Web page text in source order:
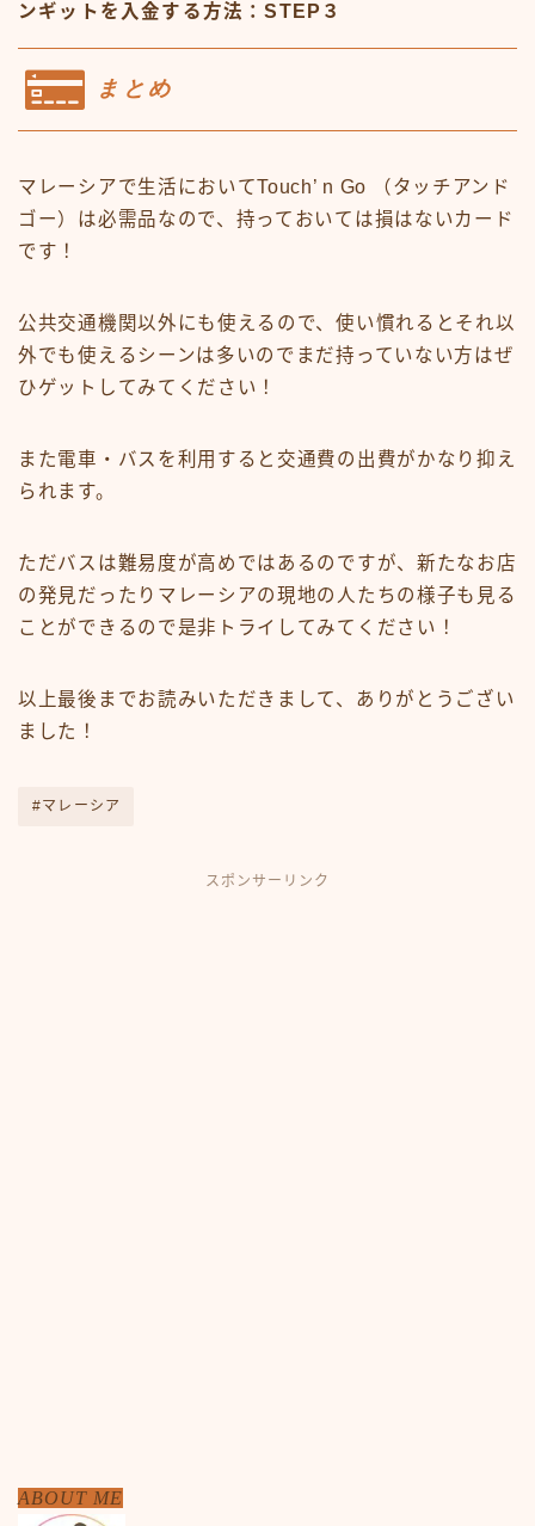
ンギットを入金する方法：STEP３
まとめ
マレーシアで生活においてTouch’ n Go （タッチアンド
ゴー）は必需品なので、持っておいては損はないカード
です！
公共交通機関以外にも使えるので、使い慣れるとそれ以
外でも使えるシーンは多いのでまだ持っていない方はぜ
ひゲットしてみてください！
また電車・バスを利用すると交通費の出費がかなり抑え
られます。
ただバスは難易度が高めではあるのですが、新たなお店
の発見だったりマレーシアの現地の人たちの様子も見る
ことができるので是非トライしてみてください！
以上最後までお読みいただきまして、ありがとうござい
ました！
#マレーシア
スポンサーリンク
ABOUT ME